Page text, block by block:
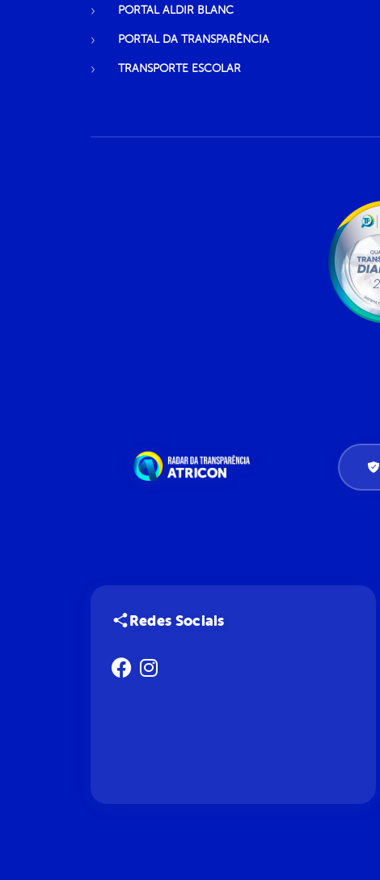
PORTAL ALDIR BLANC
PORTAL DA TRANSPARÊNCIA
TRANSPORTE ESCOLAR
Redes Sociais